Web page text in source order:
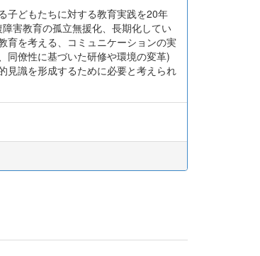
子どもたちに対する教育実践を20年
害教育の孤立無援化、長期化してい
育を考える、コミュニケーションの実
同僚性に基づいた研修や環境の変革)
見識を形成するために必要と考えられ